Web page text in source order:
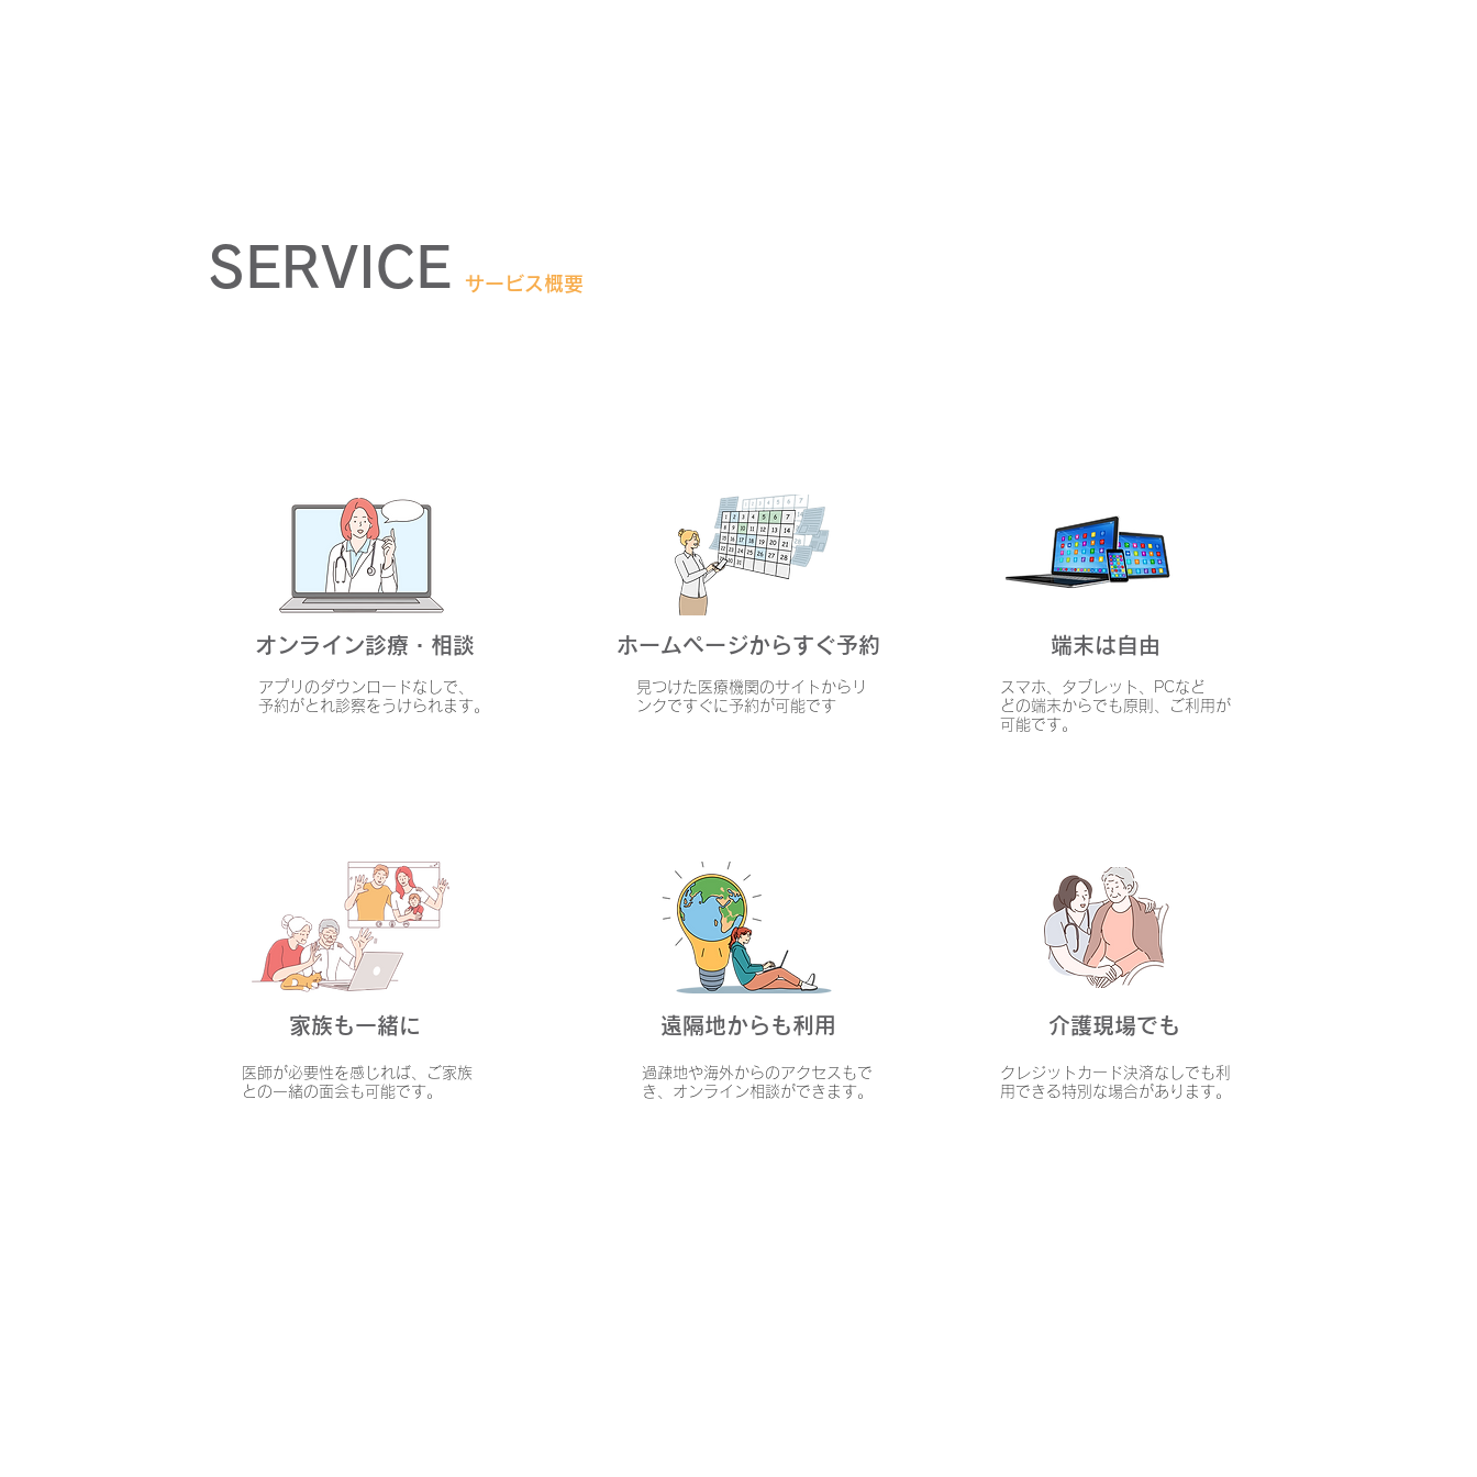
​SERVICE サービス概要
オンライン診療・相談
アプリのダウンロードなしで、
予約がとれ診察をうけられます。
家族も一緒に
医師が必要性を感じれば、ご家族
との一緒の面会も可能です。
ホームページからすぐ予約
見つけた医療機関のサイトからリ
ンクですぐに予約が可能です
遠隔地からも利用
過疎地や海外からのアクセスもで
き、オンライン相談ができます。
端末は自由
スマホ、タブレット、PCなど
どの端末からでも原則、ご利用が
可能です。
介護現場でも
クレジットカード決済なしでも利
用できる特別な場合があります。